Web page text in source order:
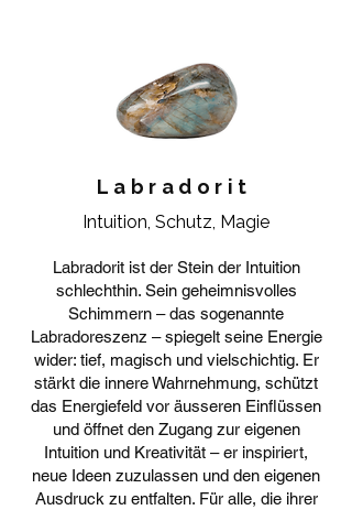
Labradorit
Intuition, Schutz, Magie
Labradorit ist der Stein der Intuition
schlechthin. Sein geheimnisvolles
Schimmern – das sogenannte
Labradoreszenz – spiegelt seine Energie
wider: tief, magisch und vielschichtig. Er
stärkt die innere Wahrnehmung, schützt
das Energiefeld vor äusseren Einflüssen
und öffnet den Zugang zur eigenen
Intuition und Kreativität – er inspiriert,
neue Ideen zuzulassen und den eigenen
Ausdruck zu entfalten. Für alle, die ihrer